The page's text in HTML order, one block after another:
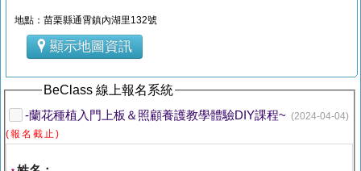
地點：苗栗縣通霄鎮內湖里132號
顯示地圖資訊
BeClass 線上報名系統
-蘭花種植入門上板＆照顧養護教學體驗DIY課程~ (2024-04-04)
(報名截止)